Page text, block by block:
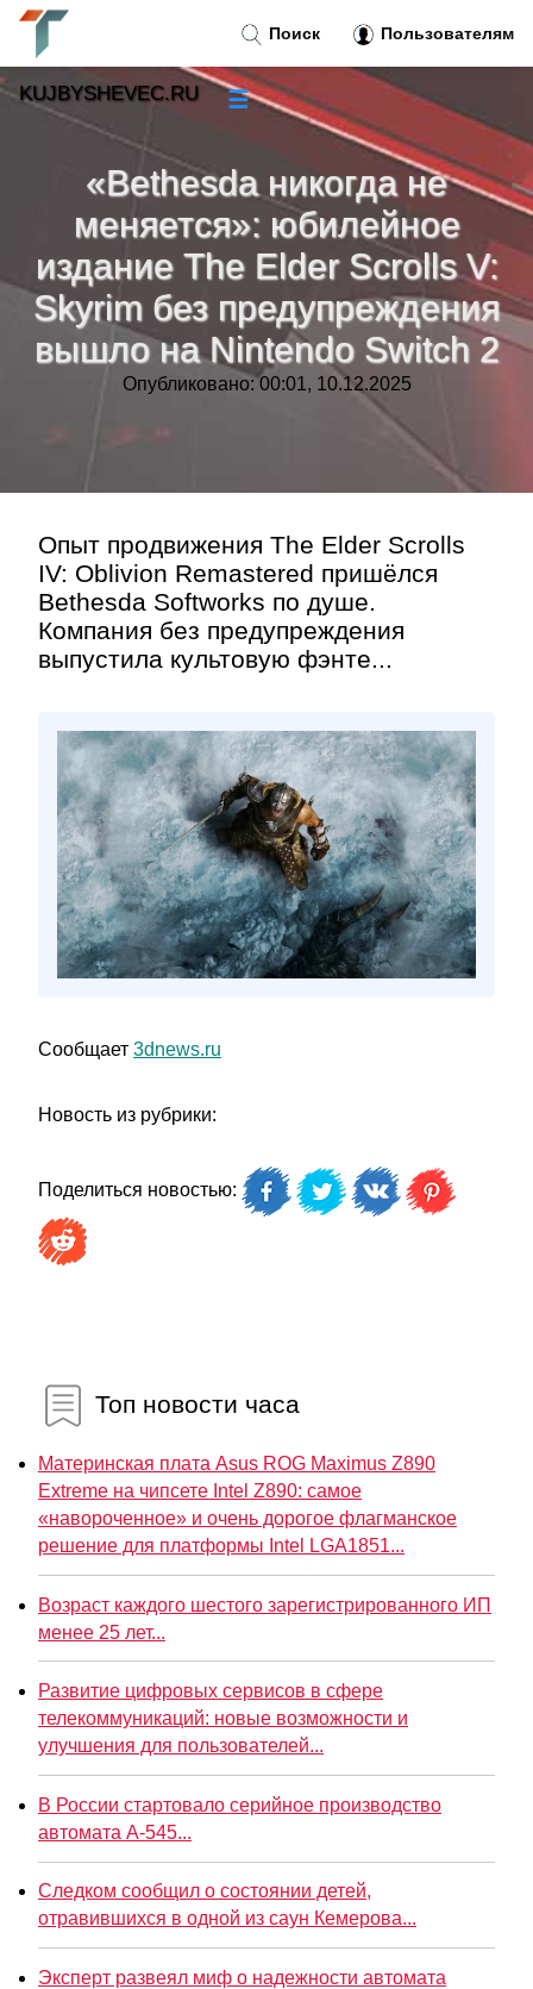
«Bethesda никогда не
меняется»: юбилейное
издание The Elder Scrolls V:
Skyrim без предупреждения
вышло на Nintendo Switch 2
Опубликовано: 00:01, 10.12.2025
Опыт продвижения The Elder Scrolls
IV: Oblivion Remastered пришёлся
Bethesda Softworks по душе.
Компания без предупреждения
выпустила культовую фэнте...
Сообщает 3dnews.ru
Новость из рубрики:
Поделиться новостью:
Топ новости часа
Материнская плата Asus ROG Maximus Z890
Extreme на чипсете Intel Z890: самое
«навороченное» и очень дорогое флагманское
решение для платформы Intel LGA1851...
Возраст каждого шестого зарегистрированного ИП
менее 25 лет...
Развитие цифровых сервисов в сфере
телекоммуникаций: новые возможности и
улучшения для пользователей...
В России стартовало серийное производство
автомата А-545...
Следком сообщил о состоянии детей,
отравившихся в одной из саун Кемерова...
Эксперт развеял миф о надежности автомата
Поиск Пользователям
KUJBYSHEVEC.RU ☰
Новости
Тренды новостей»
Рубрики»